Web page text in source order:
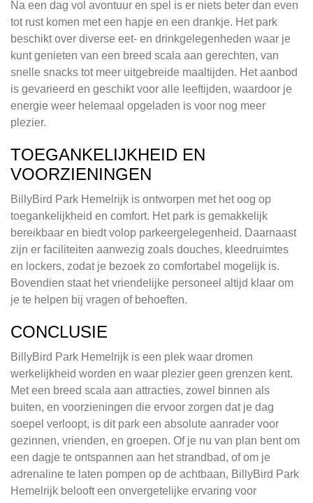
Na een dag vol avontuur en spel is er niets beter dan even
tot rust komen met een hapje en een drankje. Het park
beschikt over diverse eet- en drinkgelegenheden waar je
kunt genieten van een breed scala aan gerechten, van
snelle snacks tot meer uitgebreide maaltijden. Het aanbod
is gevarieerd en geschikt voor alle leeftijden, waardoor je
energie weer helemaal opgeladen is voor nog meer
plezier.
TOEGANKELIJKHEID EN
VOORZIENINGEN
BillyBird Park Hemelrijk is ontworpen met het oog op
toegankelijkheid en comfort. Het park is gemakkelijk
bereikbaar en biedt volop parkeergelegenheid. Daarnaast
zijn er faciliteiten aanwezig zoals douches, kleedruimtes
en lockers, zodat je bezoek zo comfortabel mogelijk is.
Bovendien staat het vriendelijke personeel altijd klaar om
je te helpen bij vragen of behoeften.
CONCLUSIE
BillyBird Park Hemelrijk is een plek waar dromen
werkelijkheid worden en waar plezier geen grenzen kent.
Met een breed scala aan attracties, zowel binnen als
buiten, en voorzieningen die ervoor zorgen dat je dag
soepel verloopt, is dit park een absolute aanrader voor
gezinnen, vrienden, en groepen. Of je nu van plan bent om
een dagje te ontspannen aan het strandbad, of om je
adrenaline te laten pompen op de achtbaan, BillyBird Park
Hemelrijk belooft een onvergetelijke ervaring voor